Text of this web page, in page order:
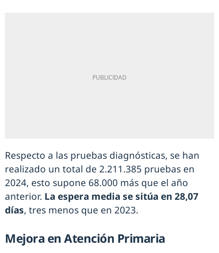
Respecto a las pruebas diagnósticas, se han
realizado un total de 2.211.385 pruebas en
2024, esto supone 68.000 más que el año
anterior. La espera media se sitúa en 28,07
días, tres menos que en 2023.
Mejora en Atención Primaria